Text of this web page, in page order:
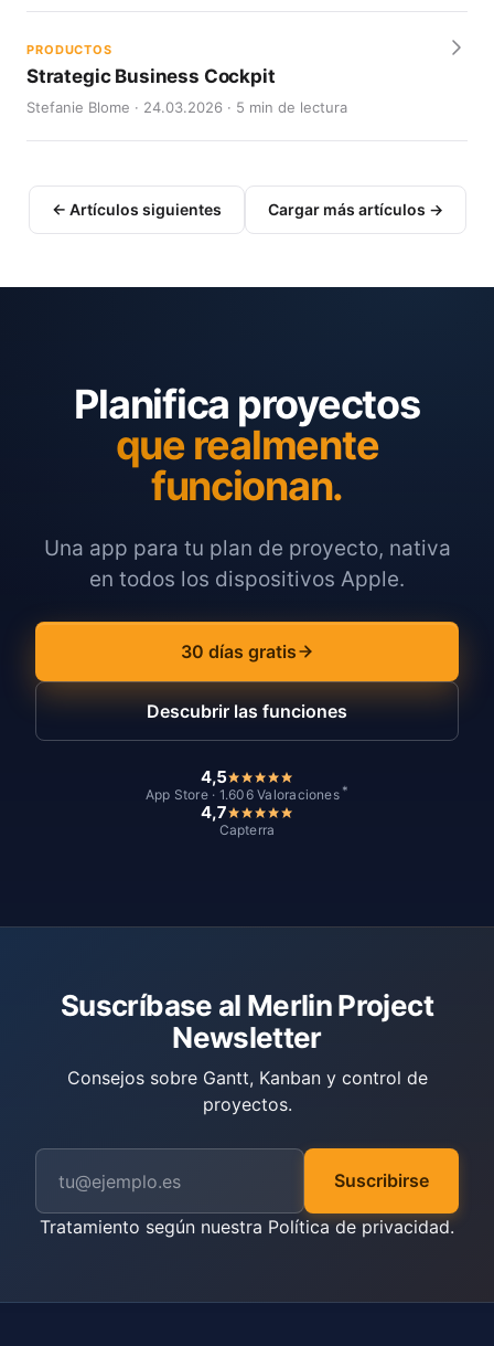
PRODUCTOS
Strategic Business Cockpit
Stefanie Blome · 24.03.2026 · 5 min de lectura
← Artículos siguientes Cargar más artículos →
Planifica proyectos
que realmente
funcionan.
Una app para tu plan de proyecto, nativa
en todos los dispositivos Apple.
30 días gratis
Descubrir las funciones
4,5
App Store · 1.606 Valoraciones *
4,7
Capterra
Suscríbase al Merlin Project
Newsletter
Consejos sobre Gantt, Kanban y control de
proyectos.
Suscribirse
Tratamiento según nuestra Política de privacidad.